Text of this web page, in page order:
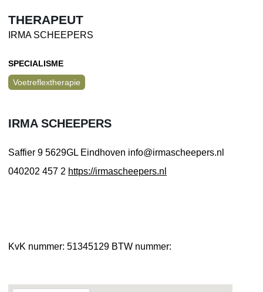
THERAPEUT
IRMA SCHEEPERS
SPECIALISME
Voetreflextherapie
IRMA SCHEEPERS
Saffier 9 5629GL Eindhoven info@irmascheepers.nl
040202 457 2 https://irmascheepers.nl
KvK nummer: 51345129 BTW nummer: